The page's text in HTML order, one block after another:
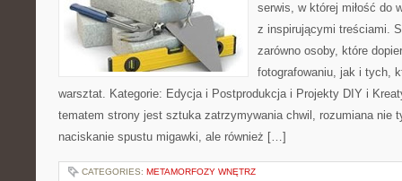
serwis, w której miłość do
z inspirującymi treściami.
zarówno osoby, które
fotografowaniu, jak i tych,
warsztat. Kategorie: Edycja i Postprodukcja i Projekty DIY i
tematem strony jest sztuka zatrzymywania chwil, rozumiana nie
naciskanie spustu migawki, ale również […]
CATEGORIES: METAMORFOZY WNĘTRZ